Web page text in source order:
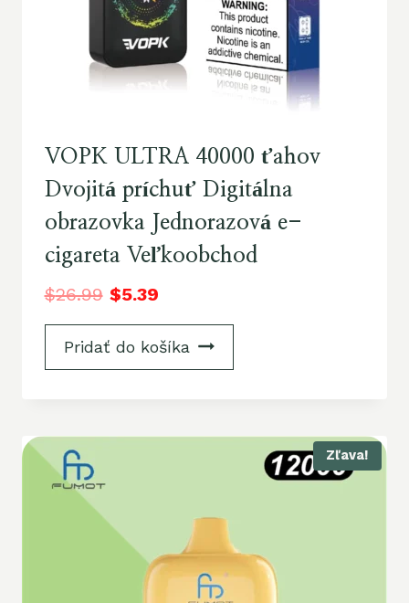
VOPK ULTRA 40000 ťahov
Dvojitá príchuť Digitálna
obrazovka Jednorazová e-
cigareta Veľkoobchod
$26.99 $5.39
Pridať do košíka
Zľava!